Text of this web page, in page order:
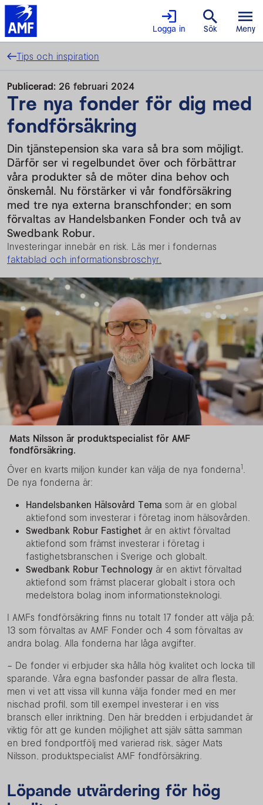
Logga in Sök Meny
Tips och inspiration
Publicerad: 26 februari 2024
Tre nya fonder för dig med
fondförsäkring
Din tjänstepension ska vara så bra som möjligt.
Därför ser vi regelbundet över och förbättrar
våra produkter så de möter dina behov och
önskemål. Nu förstärker vi vår fondförsäkring
med tre nya externa branschfonder; en som
förvaltas av Handelsbanken Fonder och två av
Swedbank Robur.
Investeringar innebär en risk. Läs mer i fondernas
faktablad och informationsbroschyr.
Mats Nilsson är produktspecialist för AMF
fondförsäkring.
Över en kvarts miljon kunder kan välja de nya fonderna1.
De nya fonderna är:
Handelsbanken Hälsovård Tema som är en global
aktiefond som investerar i företag inom hälsovården.
Swedbank Robur Fastighet är en aktivt förvaltad
aktiefond som främst investerar i företag i
fastighetsbranschen i Sverige och globalt.
Swedbank Robur Technology är en aktivt förvaltad
aktiefond som främst placerar globalt i stora och
medelstora bolag inom informationsteknologi.
I AMFs fondförsäkring finns nu totalt 17 fonder att välja på;
13 som förvaltas av AMF Fonder och 4 som förvaltas av
andra bolag. Alla fonderna har låga avgifter.
– De fonder vi erbjuder ska hålla hög kvalitet och locka till
sparande. Våra egna basfonder passar de allra flesta,
men vi vet att vissa vill kunna välja fonder med en mer
nischad profil, som till exempel investerar i en viss
bransch eller inriktning. Den här bredden i erbjudandet är
viktig för att ge kunden möjlighet att själv sätta samman
en bred fondportfölj med varierad risk, säger Mats
Nilsson, produktspecialist AMF fondförsäkring.
Löpande utvärdering för hög